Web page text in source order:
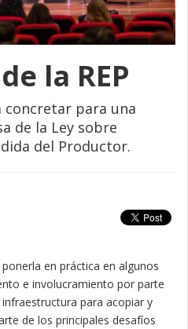
la REP
concretar para una
de la Ley sobre
del Productor.
en práctica en algunos
e involucramiento por parte
para acopiar y
de los principales desafíos